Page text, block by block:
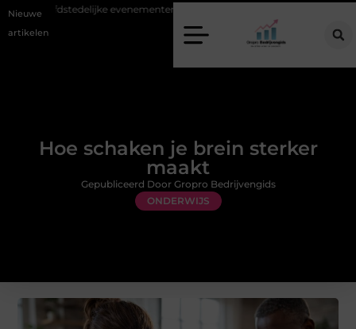
Nieuwe
artikelen
evenementen Alles over flexibele inzet van personeel
Hoe schaken je brein sterker
maakt
ONDERWIJS
Gepubliceerd Door Gropro Bedrijvengids